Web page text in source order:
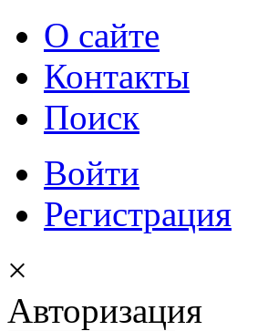
О сайте
Контакты
Поиск
Войти
Регистрация
×
Авторизация